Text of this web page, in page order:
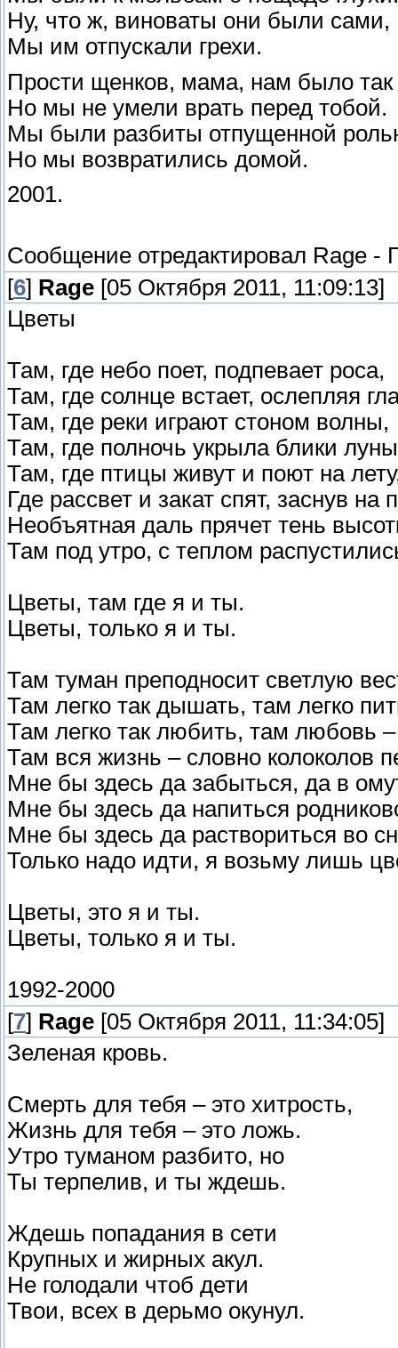
Ну, что ж, виноваты они были сами,
Мы им отпускали грехи.
Прости щенков, мама, нам было так
Но мы не умели врать перед тобой.
Мы были разбиты отпущенной
Но мы возвратились домой.
2001.
Сообщение отредактировал Rage -
[6] Rage [05 Октября 2011, 11:09:13]
Цветы
Там, где небо поет, подпевает роса,
Там, где солнце встает, ослепляя
Там, где реки играют стоном волны,
Там, где полночь укрыла блики
Там, где птицы живут и поют на
Где рассвет и закат спят, заснув на
Необъятная даль прячет тень
Там под утро, с теплом
Цветы, там где я и ты.
Цветы, только я и ты.
Там туман преподносит светлую
Там легко так дышать, там легко
Там легко так любить, там любовь –
Там вся жизнь – словно колоколов
Мне бы здесь да забыться, да в
Мне бы здесь да напиться
Мне бы здесь да раствориться во
Только надо идти, я возьму лишь
Цветы, это я и ты.
Цветы, только я и ты.
1992-2000
[7] Rage [05 Октября 2011, 11:34:05]
Зеленая кровь.
Смерть для тебя – это хитрость,
Жизнь для тебя – это ложь.
Утро туманом разбито, но
Ты терпелив, и ты ждешь.
Ждешь попадания в сети
Крупных и жирных акул.
Не голодали чтоб дети
Твои, всех в дерьмо окунул.